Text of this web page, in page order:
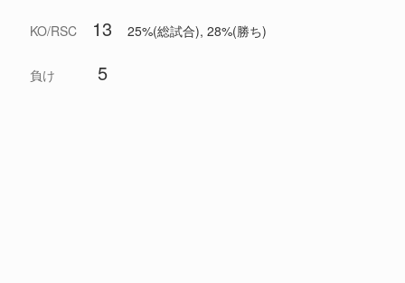
KO/RSC 13 25%(総試合), 28%(勝ち)
負け 5